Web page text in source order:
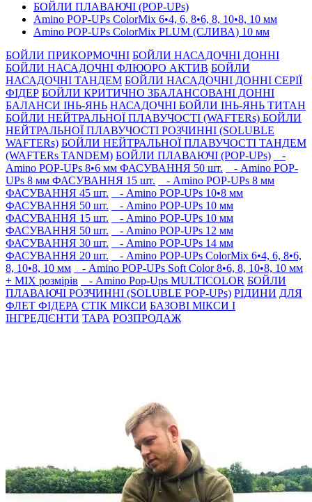
БОЙЛИ ПЛАВАЮЧІ (POP-UPs)
Amino POP-UPs ColorMix 6•4, 6, 8•6, 8, 10•8, 10 мм
Amino POP-UPs ColorMix PLUM (СЛИВА) 10 мм
БОЙЛИ ПРИКОРМОЧНI БОЙЛИ НАСАДОЧНI ДОННI
БОЙЛИ НАСАДОЧНІ ФЛЮОРО АКТИВ БОЙЛИ
НАСАДОЧНІ ТАНДЕМ БОЙЛИ НАСАДОЧНI ДОННI СЕРIÏ
ФIДЕР БОЙЛИ КРИТИЧНО ЗБАЛАНСОВАНІ ДОННІ
БАЛАНСИ ІНЬ-ЯНЬ НАСАДОЧНІ БОЙЛИ ІНЬ-ЯНЬ ТИТАН
БОЙЛИ НЕЙТРАЛЬНОÏ ПЛАВУЧОСТI (WAFTERs) БОЙЛИ
НЕЙТРАЛЬНОЇ ПЛАВУЧОСТІ РОЗЧИННІ (SOLUBLE
WAFTERs) БОЙЛИ НЕЙТРАЛЬНОЇ ПЛАВУЧОСТІ ТАНДЕМ
(WAFTERs TANDEM) БОЙЛИ ПЛАВАЮЧІ (POP-UPs)
-
Amino POP-UPs 8•6 мм ФАСУВАННЯ 50 шт.
- Amino POP-
UPs 8 мм ФАСУВАННЯ 15 шт.
- Amino POP-UPs 8 мм
ФАСУВАННЯ 45 шт.
- Amino POP-UPs 10•8 мм
ФАСУВАННЯ 50 шт.
- Amino POP-UPs 10 мм
ФАСУВАННЯ 15 шт.
- Amino POP-UPs 10 мм
ФАСУВАННЯ 50 шт.
- Amino POP-UPs 12 мм
ФАСУВАННЯ 30 шт.
- Amino POP-UPs 14 мм
ФАСУВАННЯ 20 шт.
- Amino POP-UPs ColorMix 6•4, 6, 8•6,
8, 10•8, 10 мм
- Amino POP-UPs Soft Color 8•6, 8, 10•8, 10 мм
+ MIX розмірів
- Amino Pop-Ups MULTICOLOR БОЙЛИ
ПЛАВАЮЧI РОЗЧИННI (SOLUBLE POP-UPs) РIДИНИ ДЛЯ
ФЛЕТ ФІДЕРА СТIК МIКСИ БАЗОВІ МІКСИ І
ІНГРЕДІЄНТИ ТАРА РОЗПРОДАЖ